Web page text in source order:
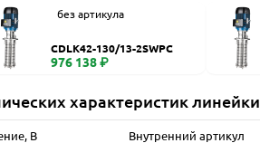
без артикула
CDLK42-130/13-2SWPC
976 138 ₽
характеристик линейки
В Внутренний артикул